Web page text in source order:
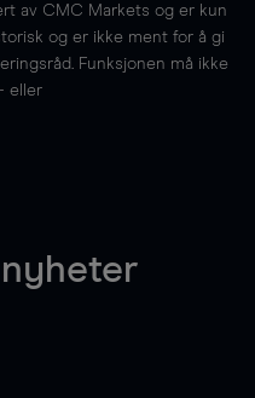
av CMC Markets og er kun
og er ikke ment for å gi
Funksjonen må ikke
eller